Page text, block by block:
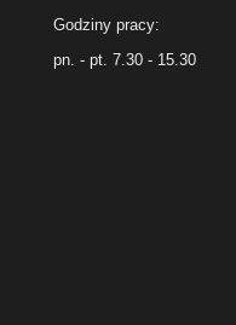
Godziny pracy:
pn. - pt. 7.30 - 15.30